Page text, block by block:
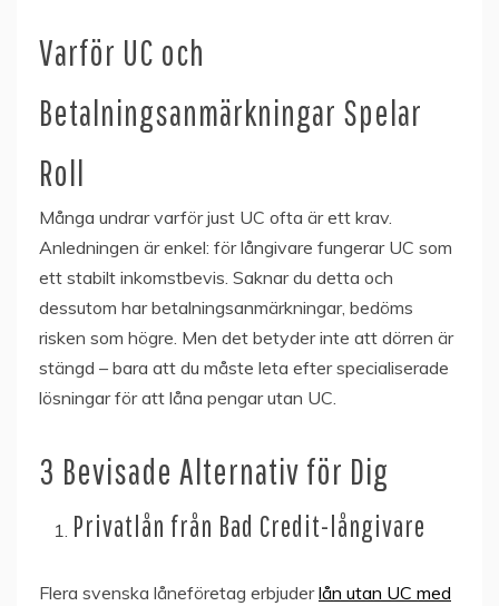
Varför UC och
Betalningsanmärkningar Spelar
Roll
Många undrar varför just UC ofta är ett krav.
Anledningen är enkel: för långivare fungerar UC som
ett stabilt inkomstbevis. Saknar du detta och
dessutom har betalningsanmärkningar, bedöms
risken som högre. Men det betyder inte att dörren är
stängd – bara att du måste leta efter specialiserade
lösningar för att låna pengar utan UC.
3 Bevisade Alternativ för Dig
Privatlån från Bad Credit-långivare
Flera svenska låneföretag erbjuderlån utan UC med